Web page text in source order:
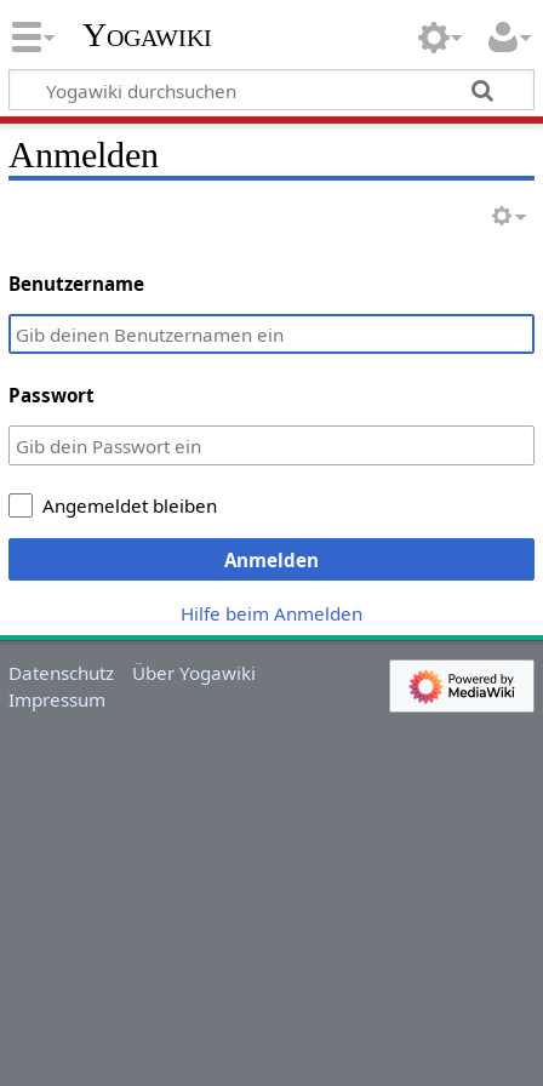
Yogawiki
Anmelden
Benutzername
Passwort
Angemeldet bleiben
Anmelden
Hilfe beim Anmelden
Datenschutz
Über Yogawiki
Impressum